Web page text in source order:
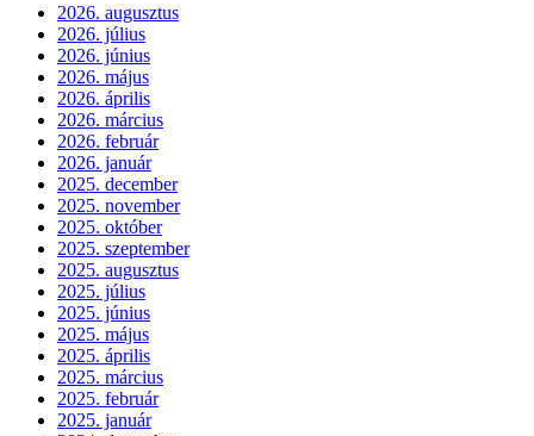
2026. augusztus
2026. július
2026. június
2026. május
2026. április
2026. március
2026. február
2026. január
2025. december
2025. november
2025. október
2025. szeptember
2025. augusztus
2025. július
2025. június
2025. május
2025. április
2025. március
2025. február
2025. január